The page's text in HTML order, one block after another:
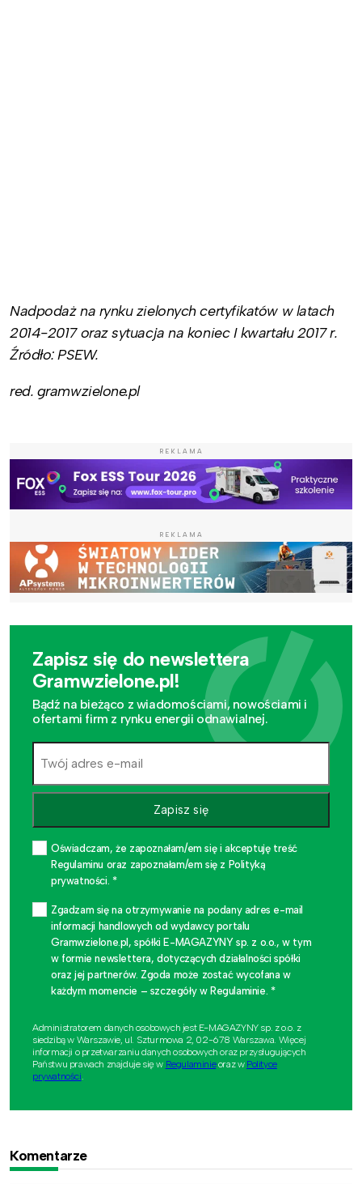
Nadpodaż na rynku zielonych certyfikatów w latach
2014-2017 oraz sytuacja na koniec I kwartału 2017 r.
Źródło: PSEW.
red. gramwzielone.pl
REKLAMA
REKLAMA
Zapisz się do newslettera
Gramwzielone.pl!
Bądź na bieżąco z wiadomościami, nowościami i
ofertami firm z rynku energii odnawialnej.
Zapisz się
Oświadczam, że zapoznałam/em się i akceptuję treść
Regulaminu oraz zapoznałam/em się z Polityką
prywatności. *
Zgadzam się na otrzymywanie na podany adres e-mail
informacji handlowych od wydawcy portalu
Gramwzielone.pl, spółki E-MAGAZYNY sp. z o.o., w tym
w formie newslettera, dotyczących działalności spółki
oraz jej partnerów. Zgoda może zostać wycofana w
każdym momencie – szczegóły w Regulaminie. *
Administratorem danych osobowych jest E-MAGAZYNY sp. z o.o. z
siedzibą w Warszawie, ul. Szturmowa 2, 02-678 Warszawa. Więcej
informacji o przetwarzaniu danych osobowych oraz przysługujących
Państwu prawach znajduje się w Regulaminieoraz w Polityce
prywatności.
Komentarze